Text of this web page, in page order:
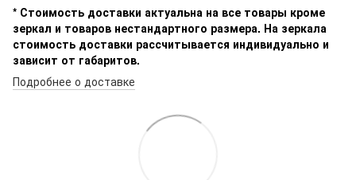
* Стоимость доставки актуальна на все товары кроме
зеркал и товаров нестандартного размера. На зеркала
стоимость доставки рассчитывается индивидуально и
зависит от габаритов.
Подробнее о доставке